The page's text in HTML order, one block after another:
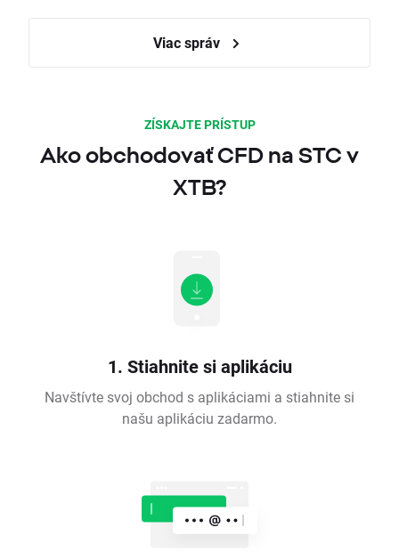
Viac správ
ZÍSKAJTE PRÍSTUP
Ako obchodovať CFD na STC v
XTB?
1. Stiahnite si aplikáciu
Navštívte svoj obchod s aplikáciami a stiahnite si
našu aplikáciu zadarmo.